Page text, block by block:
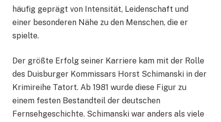
häufig geprägt von Intensität, Leidenschaft und
einer besonderen Nähe zu den Menschen, die er
spielte.
Der größte Erfolg seiner Karriere kam mit der Rolle
des Duisburger Kommissars Horst Schimanski in der
Krimireihe Tatort. Ab 1981 wurde diese Figur zu
einem festen Bestandteil der deutschen
Fernsehgeschichte. Schimanski war anders als viele